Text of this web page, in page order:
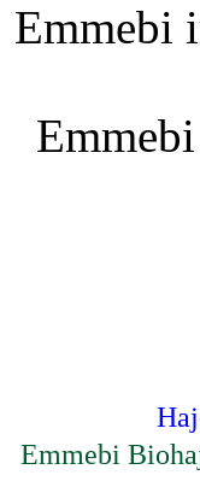
Emmebi
Emmebi